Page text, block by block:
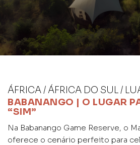
ÁFRICA / ÁFRICA DO SUL /
BABANANGO | O LUGAR
“SIM”
Na Babanango Game Reserve, o
oferece o cenário perfeito para